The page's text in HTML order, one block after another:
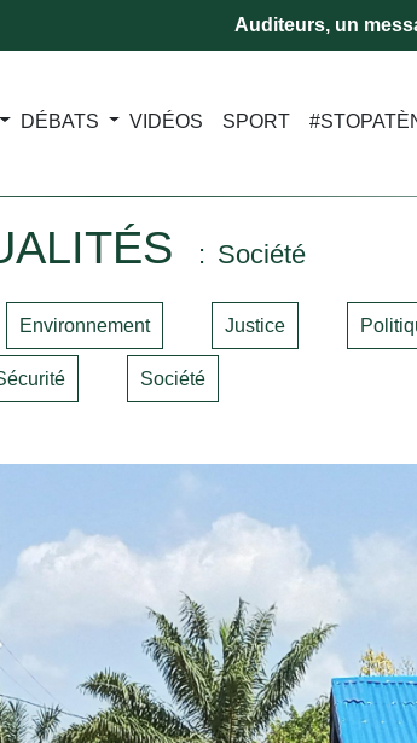
Auditeurs, un
DÉBATS VIDÉOS SPORT
Société
Environnement Justice
Société